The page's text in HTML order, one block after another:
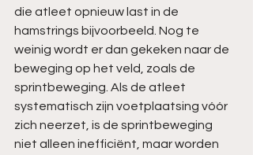
die atleet opnieuw last in de
hamstrings bijvoorbeeld. Nog te
weinig wordt er dan gekeken naar de
beweging op het veld, zoals de
sprintbeweging. Als de atleet
systematisch zijn voetplaatsing vóór
zich neerzet, is de sprintbeweging
niet alleen inefficiënt, maar worden